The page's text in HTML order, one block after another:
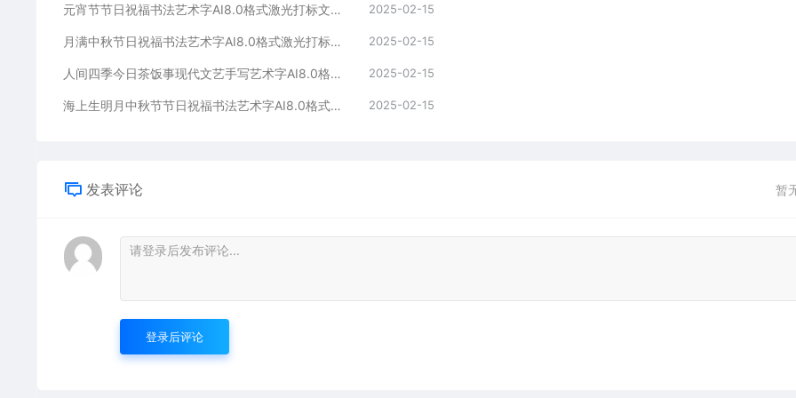
元宵节节日祝福书法艺术字AI8.0格式激光打标文件通用矢量图 2025-02-15
月满中秋节日祝福书法艺术字AI8.0格式激光打标文件通用矢量图 2025-02-15
人间四季今日茶饭事现代文艺手写艺术字AI8.0格式激光打标文件通用矢量图 2025-02-15
海上生明月中秋节节日祝福书法艺术字AI8.0格式激光打标文件通用矢量图 2025-02-15
发表评论 暂
登录后评论